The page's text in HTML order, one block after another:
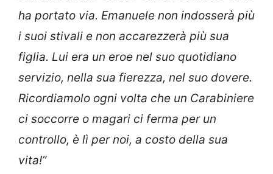
ha portato via. Emanuele non indosserà più
i suoi stivali e non accarezzerà più sua
figlia. Lui era un eroe nel suo quotidiano
servizio, nella sua fierezza, nel suo dovere.
Ricordiamolo ogni volta che un Carabiniere
ci soccorre o magari ci ferma per un
controllo, è lì per noi, a costo della sua
vita!”